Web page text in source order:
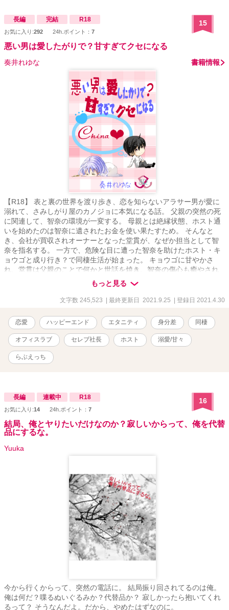
長編 完結 R18
お気に入り:292 24h.ポイント： 7
15
悪い男は愛したがりで？甘すぎてクセになる
奏井れゆな 書籍情報
【R18】 表と裏の世界を渡り歩き、恋を知らないアラサー男が愛に
溺れて、さみしがり屋のカノジョに本気になる話。 父親の突然の死
に関連して、智奈の環境が一変する。 母親とは絶縁状態、ホスト通
いを始めたのは智奈に遺されたお金を使い果たすため。 そんなと
き、会社が買収されオーナーとなった堂貫が、なぜか担当として智
奈を指名する。 一方で、危険な目に遭った智奈を助けたホスト・キ
ョウゴと成り行き？で同棲生活が始まった。 キョウゴに甘やかさ
れ、堂貫は父親のことで何かと世話を焼き、智奈の傷心も癒やされ
ていく。 ただ、”二人”と出会ったのは偶然ではなく… key：現代恋
愛、裏社会、身分差、秘密、三角関係、溺愛、甘め、らぶえっち、
オフィスラブ、スパダリ Illustration：錦木さま
もっと見る
文字数 245,523 | 最終更新日 2021.9.25 | 登録日 2021.4.30
恋愛 ハッピーエンド エタニティ 身分差 同棲
オフィスラブ セレブ社長 ホスト 溺愛/甘々
らぶえっち
長編 連載中 R18
お気に入り:14 24h.ポイント： 7
16
結局、俺とヤりたいだけなのか？寂しいからって、俺を代替
品にするな。
Yuuka
今から行くからって、突然の電話に。 結局振り回されてるのは俺。
俺は何だ？喋るぬいぐるみか？代替品か？ 寂しかったら抱いてくれ
るって？ そうなんだよ。だから、やめたはずなのに。